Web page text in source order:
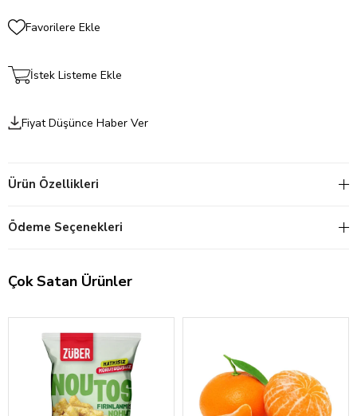
Favorilere Ekle
İstek Listeme Ekle
Fiyat Düşünce Haber Ver
Ürün Özellikleri
Ödeme Seçenekleri
Çok Satan Ürünler